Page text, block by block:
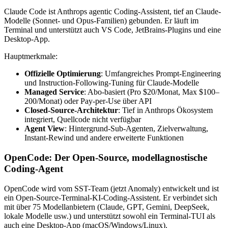
Claude Code ist Anthrops agentic Coding-Assistent, tief an Claude-
Modelle (Sonnet- und Opus-Familien) gebunden. Er läuft im
Terminal und unterstützt auch VS Code, JetBrains-Plugins und eine
Desktop-App.
Hauptmerkmale:
Offizielle Optimierung: Umfangreiches Prompt-Engineering
und Instruction-Following-Tuning für Claude-Modelle
Managed Service: Abo-basiert (Pro $20/Monat, Max $100–
200/Monat) oder Pay-per-Use über API
Closed-Source-Architektur: Tief in Anthrops Ökosystem
integriert, Quellcode nicht verfügbar
Agent View: Hintergrund-Sub-Agenten, Zielverwaltung,
Instant-Rewind und andere erweiterte Funktionen
OpenCode: Der Open-Source, modellagnostische
Coding-Agent
OpenCode wird vom SST-Team (jetzt Anomaly) entwickelt und ist
ein Open-Source-Terminal-KI-Coding-Assistent. Er verbindet sich
mit über 75 Modellanbietern (Claude, GPT, Gemini, DeepSeek,
lokale Modelle usw.) und unterstützt sowohl ein Terminal-TUI als
auch eine Desktop-App (macOS/Windows/Linux).